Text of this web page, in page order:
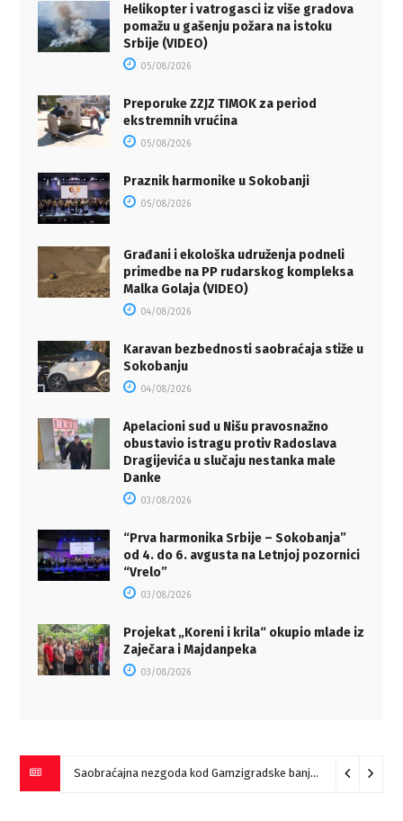
Helikopter i vatrogasci iz više gradova
pomažu u gašenju požara na istoku
Srbije (VIDEO)
05/08/2026
Preporuke ZZJZ TIMOK za period
ekstremnih vrućina
05/08/2026
Praznik harmonike u Sokobanji
05/08/2026
Građani i ekološka udruženja podneli
primedbe na PP rudarskog kompleksa
Malka Golaja (VIDEO)
04/08/2026
Karavan bezbednosti saobraćaja stiže u
Sokobanju
04/08/2026
Apelacioni sud u Nišu pravosnažno
obustavio istragu protiv Radoslava
Dragijevića u slučaju nestanka male
Danke
03/08/2026
“Prva harmonika Srbije – Sokobanja”
od 4. do 6. avgusta na Letnjoj pozornici
“Vrelo”
03/08/2026
Projekat „Koreni i krila“ okupio mlade iz
Zaječara i Majdanpeka
03/08/2026
Saobraćajna nezgoda kod Gamzigradske banje 05/08/2026